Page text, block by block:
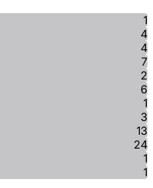
1
4
4
7
2
6
1
3
13
24
1
1